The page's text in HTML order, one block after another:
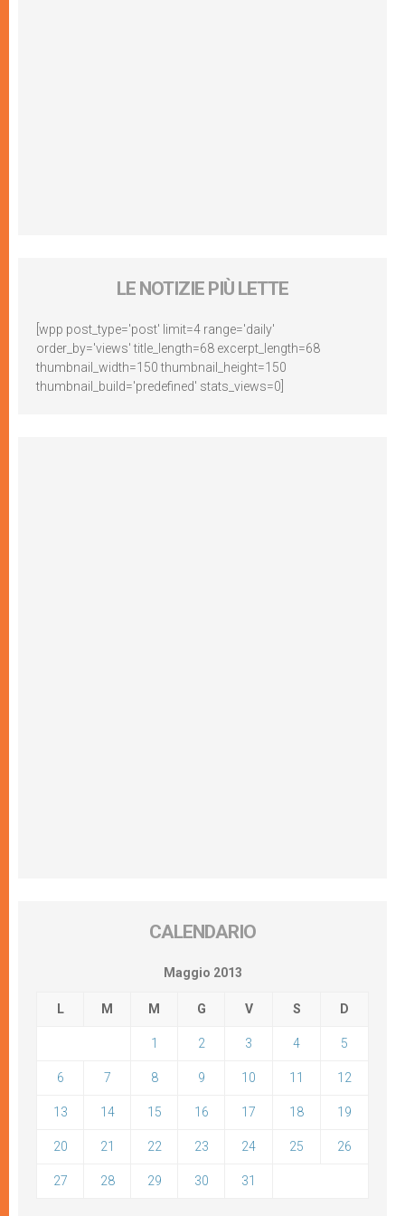
LE NOTIZIE PIÙ LETTE
[wpp post_type='post' limit=4 range='daily'
order_by='views' title_length=68 excerpt_length=68
thumbnail_width=150 thumbnail_height=150
thumbnail_build='predefined' stats_views=0]
CALENDARIO
Maggio 2013
L M M G V S D
1 2 3 4 5
6 7 8 9 10 11 12
13 14 15 16 17 18 19
20 21 22 23 24 25 26
27 28 29 30 31